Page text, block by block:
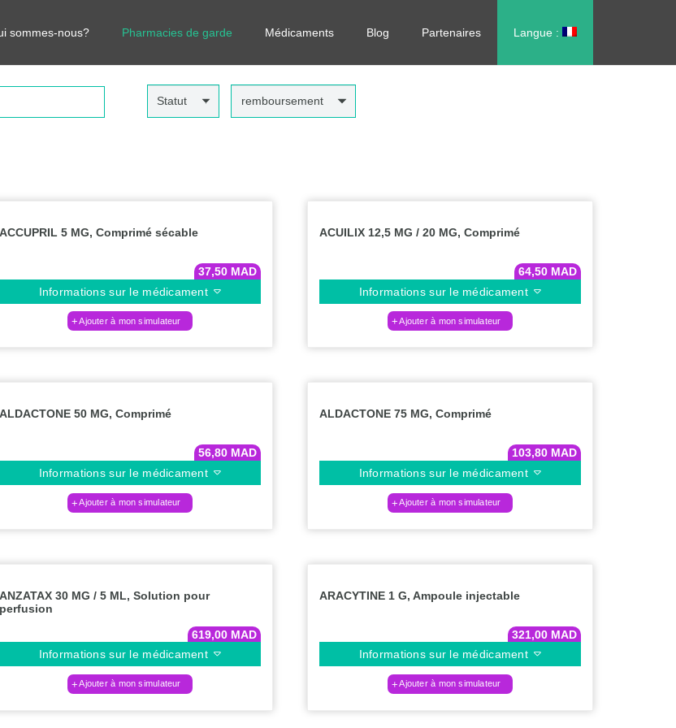
sommes-nous? Pharmacies de garde Médicaments Blog Partenaires Langue :
leurs prix et estimer ainsi le coût total de votre ordonnance, sans vous déplacer !
Statut remboursement
ACCUPRIL 5 MG, Comprimé sécable
37,50 MAD
Informations sur le médicament
Ajouter à mon simulateur
ACUILIX 12,5 MG / 20 MG, Comprimé
64,50 MAD
Informations sur le médicament
Ajouter à mon simulateur
ALDACTONE 50 MG, Comprimé
56,80 MAD
Informations sur le médicament
Ajouter à mon simulateur
ALDACTONE 75 MG, Comprimé
103,80 MAD
Informations sur le médicament
Ajouter à mon simulateur
ANZATAX 30 MG / 5 ML, Solution pour
perfusion
619,00 MAD
Informations sur le médicament
Ajouter à mon simulateur
ARACYTINE 1 G, Ampoule injectable
321,00 MAD
Informations sur le médicament
Ajouter à mon simulateur